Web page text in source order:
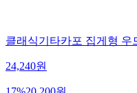
클래식기타카포 집게형 우
24,240원